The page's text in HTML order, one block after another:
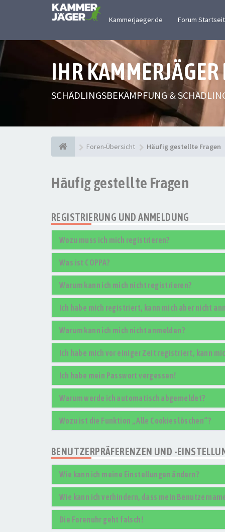
Kammerjaeger.de Forum
IHR
SCHÄDLINGSBEKÄMPFUNG &
Foren-Übersicht Häufig gestellte Fragen
Häufig gestellte Fragen
REGISTRIERUNG UND ANMELDUNG
Wozu muss ich mich registrieren?
Was ist COPPA?
Warum kann ich mich nicht registrieren?
Ich habe mich registriert, kann mich aber nicht
Warum kann ich mich nicht anmelden?
Ich habe mich vor einiger Zeit registriert, kann
Ich habe mein Passwort vergessen!
Warum werde ich automatisch abgemeldet?
Wozu ist die Funktion „Alle Cookies löschen“?
BENUTZERPRÄFERENZEN UND -
Wie kann ich meine Einstellungen ändern?
Wie kann ich verhindern, dass mein
Die Forenuhr geht falsch!